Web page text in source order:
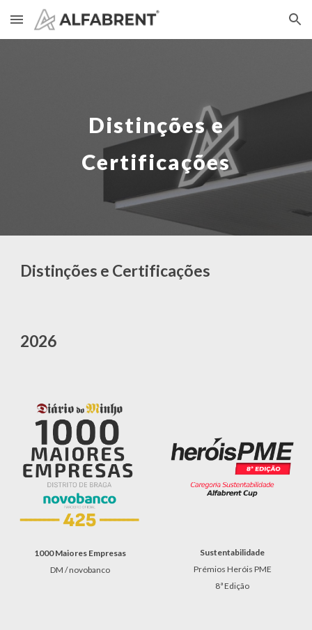
Skip to main content Skip to navigation
Distinções e
Certificações
Distinções e Certificações
2026
1000 Maiores Empresas
DM / novobanco
Sustentabilidade
Prémios Heróis PME
8ª Edição